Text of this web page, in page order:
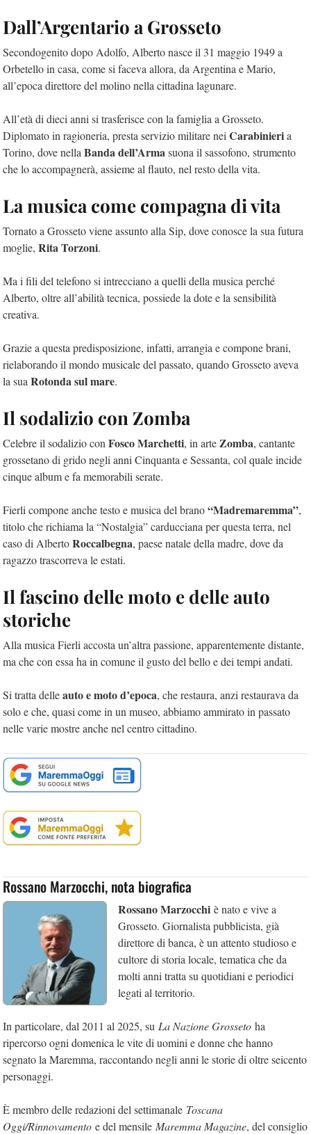
Dall’Argentario a Grosseto
Secondogenito dopo Adolfo, Alberto nasce il 31 maggio 1949 a
Orbetello in casa, come si faceva allora, da Argentina e Mario,
all’epoca direttore del molino nella cittadina lagunare.
All’età di dieci anni si trasferisce con la famiglia a Grosseto.
Diplomato in ragioneria, presta servizio militare nei Carabinieria
Torino, dove nella Banda dell’Armasuona il sassofono, strumento
che lo accompagnerà, assieme al flauto, nel resto della vita.
La musica come compagna di vita
Tornato a Grosseto viene assunto alla Sip, dove conosce la sua futura
moglie, Rita Torzoni.
Ma i fili del telefono si intrecciano a quelli della musica perché
Alberto, oltre all’abilità tecnica, possiede la dote e la sensibilità
creativa.
Grazie a questa predisposizione, infatti, arrangia e compone brani,
rielaborando il mondo musicale del passato, quando Grosseto aveva
la sua Rotonda sul mare.
Il sodalizio con Zomba
Celebre il sodalizio con Fosco Marchetti, in arteZomba, cantante
grossetano di grido negli anni Cinquanta e Sessanta, col quale incide
cinque album e fa memorabili serate.
Fierli compone anche testo e musica del brano“Madremaremma”,
titolo che richiama la “Nostalgia” carducciana per questa terra, nel
caso di AlbertoRoccalbegna, paese natale della madre, dove da
ragazzo trascorreva le estati.
Il fascino delle moto e delle auto
storiche
Alla musica Fierli accosta un’altra passione, apparentemente distante,
ma che con essa ha in comune il gusto del bello e dei tempi andati.
Si tratta delleauto e moto d’epoca, che restaura, anzi restaurava da
solo e che, quasi come in un museo, abbiamo ammirato in passato
nelle varie mostre anche nel centro cittadino.
Rossano Marzocchi, nota biografica
Rossano Marzocchi è nato e vive a
Grosseto. Giornalista pubblicista, già
direttore di banca, è un attento studioso e
cultore di storia locale, tematica che da
molti anni tratta su quotidiani e periodici
legati al territorio.
In particolare, dal 2011 al 2025, su La Nazione Grosseto ha
ripercorso ogni domenica le vite di uomini e donne che hanno
segnato la Maremma, raccontando negli anni le storie di oltre seicento
personaggi.
È membro delle redazioni del settimanale Toscana
Oggi/Rinnovamento e del mensile Maremma Magazine, del consiglio